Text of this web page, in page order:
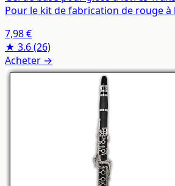
Pour le kit de fabrication de rouge à
7,98 €
★ 3.6(26)
Acheter →